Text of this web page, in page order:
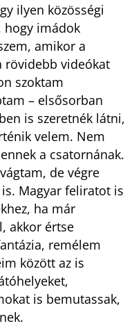
ilyen közösségi
hogy imádok
amikor a
rövidebb videókat
szoktam
– elsősorban
is szeretnék látni,
velem. Nem
a csatornának.
de végre
Magyar feliratot is
ha már
akkor értse
remélem
között az is
is bemutassak,